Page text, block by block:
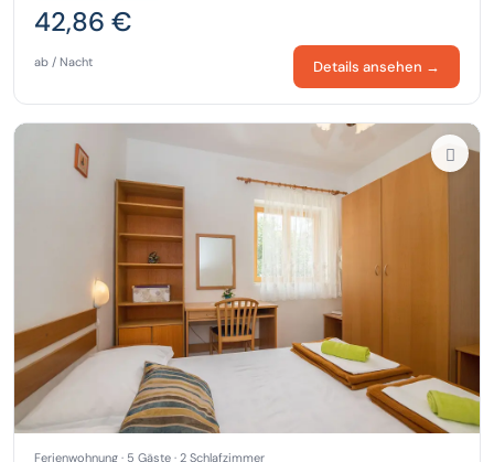
42,86 €
ab / Nacht Details ansehen →
Ferienwohnung · 5 Gäste · 2 Schlafzimmer